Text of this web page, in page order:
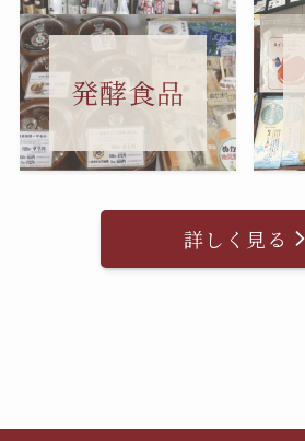
発酵食品
詳しく見る